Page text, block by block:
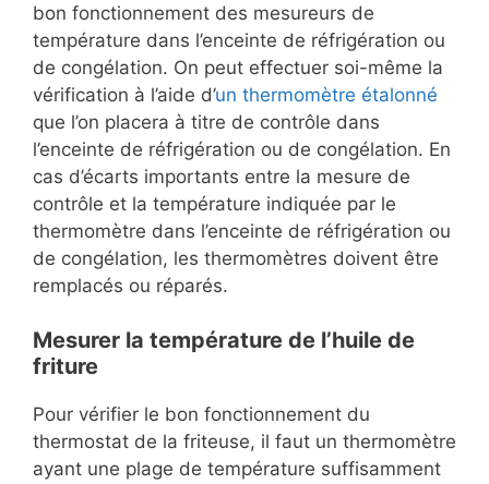
bon fonctionnement des mesureurs de
température dans l’enceinte de réfrigération ou
de congélation. On peut effectuer soi-même la
vérification à l’aide d’un thermomètre étalonné
que l’on placera à titre de contrôle dans
l’enceinte de réfrigération ou de congélation. En
cas d’écarts importants entre la mesure de
contrôle et la température indiquée par le
thermomètre dans l’enceinte de réfrigération ou
de congélation, les thermomètres doivent être
remplacés ou réparés.
Mesurer la température de l’huile de
friture
Pour vérifier le bon fonctionnement du
thermostat de la friteuse, il faut un thermomètre
ayant une plage de température suffisamment